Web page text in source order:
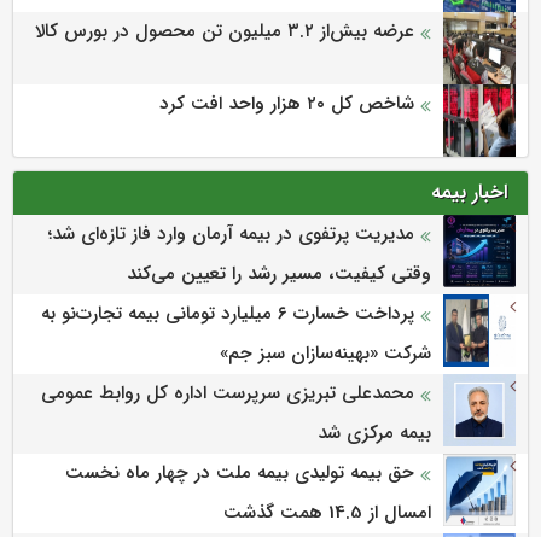
عرضه بیش‌از ۳.۲ میلیون تن محصول در بورس کالا
شاخص کل ۲۰ هزار واحد افت کرد
اخبار بیمه
مدیریت پرتفوی در بیمه آرمان وارد فاز تازه‌ای شد؛
وقتی کیفیت، مسیر رشد را تعیین می‌کند
پرداخت خسارت ۶ میلیارد تومانی بیمه تجارت‌نو به
شرکت «بهینه‌سازان سبز جم»
محمدعلی تبریزی سرپرست اداره كل روابط عمومی
بیمه مركزی شد
حق بیمه تولیدی بیمه ملت در چهار ماه نخست
امسال از 14.5 همت گذشت